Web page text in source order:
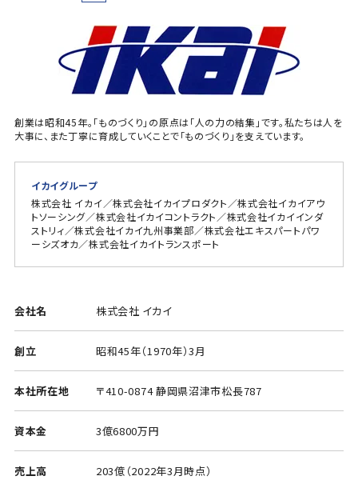
創業は昭和45年。「ものづくり」の原点は「人の力の結集」です。私たちは人を
大事に、また丁寧に育成していくことで「ものづくり」を支えています。
イカイグループ
株式会社 イカイ／株式会社イカイプロダクト／株式会社イカイアウ
トソーシング／株式会社イカイコントラクト／株式会社イカイインダ
ストリィ／株式会社イカイ九州事業部／株式会社エキスパートパワ
ーシズオカ／株式会社イカイトランスポート
会社名 株式会社 イカイ
創立 昭和45年（1970年）3月
本社所在地 〒410-0874 静岡県沼津市松長787
資本金 3億6800万円
売上高 203億（2022年3月時点）